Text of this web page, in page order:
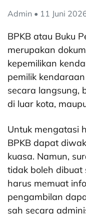
Admin • 11 Juni
BPKB atau Buku
merupakan
kepemilikan
pemilik
secara langsung,
di luar kota,
Untuk mengatasi
BPKB dapat
kuasa. Namun,
tidak boleh dibuat
harus memuat
pengambilan
sah secara